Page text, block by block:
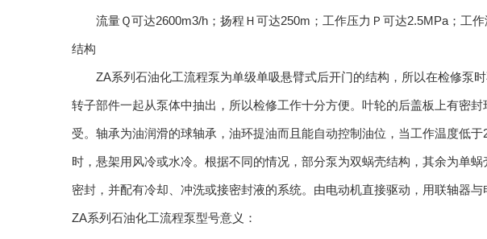
流量Ｑ可达2600m3/h；扬程Ｈ可达250m；工作压力Ｐ可达2.5MPa；工
结构
ZA系列石油化工流程泵为单级单吸悬臂式后开门的结构，所以在检修泵
转子部件一起从泵体中抽出，所以检修工作十分方便。叶轮的后盖板上有密
受。轴承为油润滑的球轴承，油环提油而且能自动控制油位，当工作温度低
时，悬架用风冷或水冷。根据不同的情况，部分泵为双蜗壳结构，其余为单
密封，并配有冷却、冲洗或接密封液的系统。由电动机直接驱动，用联轴器与
ZA系列石油化工流程泵型号意义：